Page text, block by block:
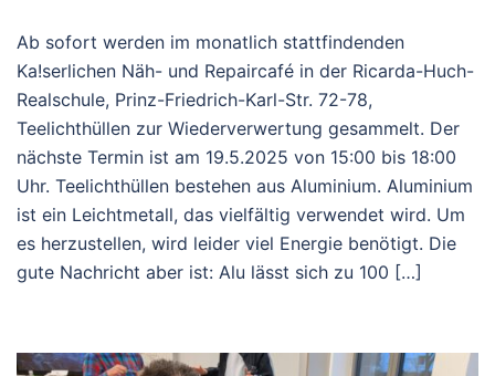
Ab sofort werden im monatlich stattfindenden
Ka!serlichen Näh- und Repaircafé in der Ricarda-Huch-
Realschule, Prinz-Friedrich-Karl-Str. 72-78,
Teelichthüllen zur Wiederverwertung gesammelt. Der
nächste Termin ist am 19.5.2025 von 15:00 bis 18:00
Uhr. Teelichthüllen bestehen aus Aluminium. Aluminium
ist ein Leichtmetall, das vielfältig verwendet wird. Um
es herzustellen, wird leider viel Energie benötigt. Die
gute Nachricht aber ist: Alu lässt sich zu 100 […]